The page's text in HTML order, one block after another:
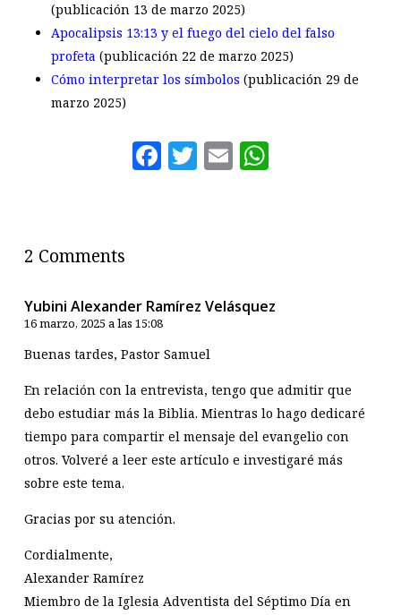
(publicación 13 de marzo 2025)
Apocalipsis 13:13 y el fuego del cielo del falso
profeta (publicación 22 de marzo 2025)
Cómo interpretar los símbolos (publicación 29 de
marzo 2025)
Facebook
Twitter
Email
2 Comments
Yubini Alexander Ramírez Velásquez
16 marzo, 2025 a las 15:08
Buenas tardes, Pastor Samuel
En relación con la entrevista, tengo que admitir que
debo estudiar más la Biblia. Mientras lo hago dedicaré
tiempo para compartir el mensaje del evangelio con
otros. Volveré a leer este artículo e investigaré más
sobre este tema.
Gracias por su atención.
Cordialmente,
Alexander Ramírez
Miembro de la Iglesia Adventista del Séptimo Día en